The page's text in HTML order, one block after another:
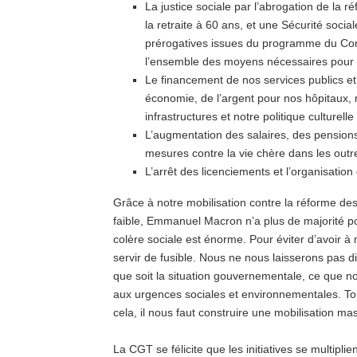
La justice sociale par l’abrogation de la
la retraite à 60 ans, et une Sécurité
prérogatives issues du programme du
l’ensemble des moyens nécessaires
Le financement de nos services publics
économie, de l’argent pour nos
infrastructures et notre politique culturelle
L’augmentation des salaires, des
mesures contre la vie chère dans les
L’arrêt des licenciements et l’organisation
Grâce à notre mobilisation contre la réforme
faible, Emmanuel Macron n’a plus de majorité
colère sociale est énorme. Pour éviter d’avoir
servir de fusible. Nous ne nous laisserons pas
que soit la situation gouvernementale, ce que
aux urgences sociales et environnementales.
cela, il nous faut construire une mobilisation
La CGT se félicite que les initiatives se